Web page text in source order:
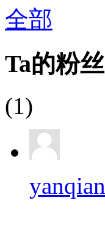
全部
Ta的粉丝
(1)
yanqian